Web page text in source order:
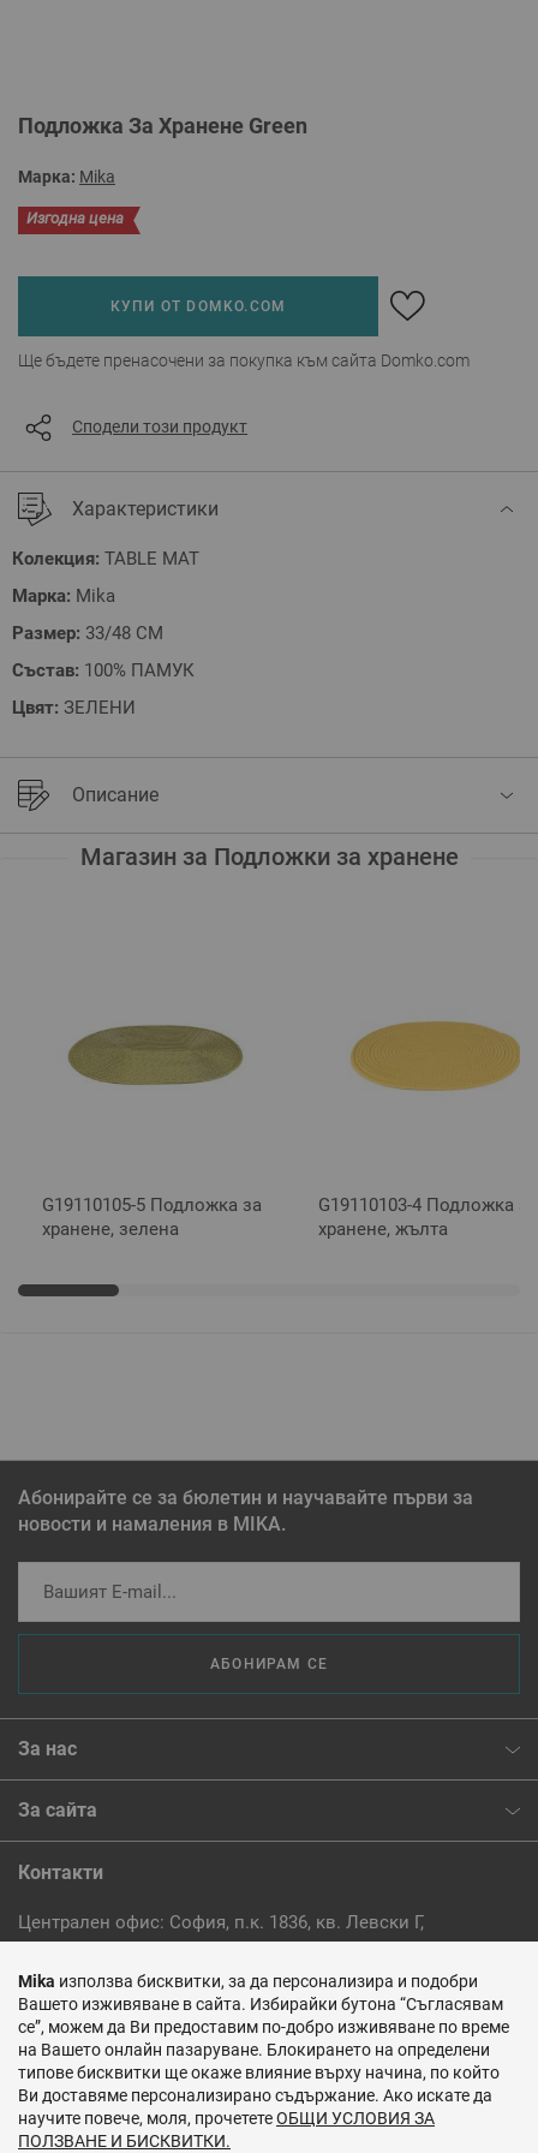
Преминете
началото
галерия
Подложка За Хранене Green
Марка: Mika
Изгодна цена
КУПИ ОТ DOMKO.COM
Ще бъдете пренасочени за покупка към сайта Domko.com
Сподели този продукт
Характеристики
Колекция: TABLE MAT
Марка: Mika
Размер: 33/48 СМ
Състав: 100% ПАМУК
Цвят: ЗЕЛЕНИ
Описание
Магазин за Подложки за хранене
G19110105-5 Подложка за
хранене, зелена
G19110103-4 Подложка за
хранене, жълта
Абонирайте се за бюлетин и научавайте първи за
новости и намаления в MIKA.
АБОНИРАМ СЕ
За нас
За сайта
Контакти
Централен офис: София, п.к. 1836, кв. Левски Г,
Тел.:(+359) 2 862 29 23
E-mail:info@mika.bg
Пишете ни >
Mika използва бисквитки, за да персонализира и подобри
Вашето изживяване в сайта. Избирайки бутона “Съгласявам
се”, можем да Ви предоставим по-добро изживяване по време
на Вашето онлайн пазаруване. Блокирането на определени
типове бисквитки ще окаже влияние върху начина, по който
Ви доставяме персонализирано съдържание. Ако искате да
научите повече, моля, прочететеОБЩИ УСЛОВИЯ ЗА
ПОЛЗВАНЕ И БИСКВИТКИ.